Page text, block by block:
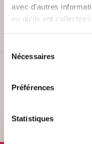
avec d'autres
ou qu'ils ont
Nécessaires
Préférences
Statistiques
Remises
Lundi au